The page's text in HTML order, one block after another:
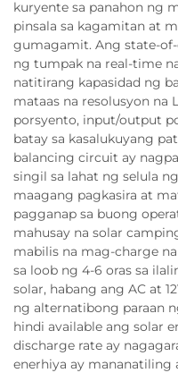
kuryente sa panahon ng
pinsala sa kagamitan at
gumagamit. Ang state-
ng tumpak na real-time
natitirang kapasidad ng
mataas na resolusyon na
porsyento, input/output
batay sa kasalukuyang
balancing circuit ay
singil sa lahat ng selula
maagang pagkasira at
pagganap sa buong
mahusay na solar
mabilis na mag-charge
sa loob ng 4-6 oras sa
solar, habang ang AC at
ng alternatibong paraan
hindi available ang solar
discharge rate ay
enerhiya ay mananatiling